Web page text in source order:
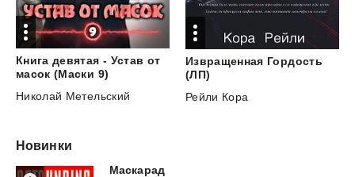
Книга девятая - Устав от
масок (Маски 9)
Николай Метельский
Извращенная Гордость
(ЛП)
Рейли Кора
Новинки
Маскарад